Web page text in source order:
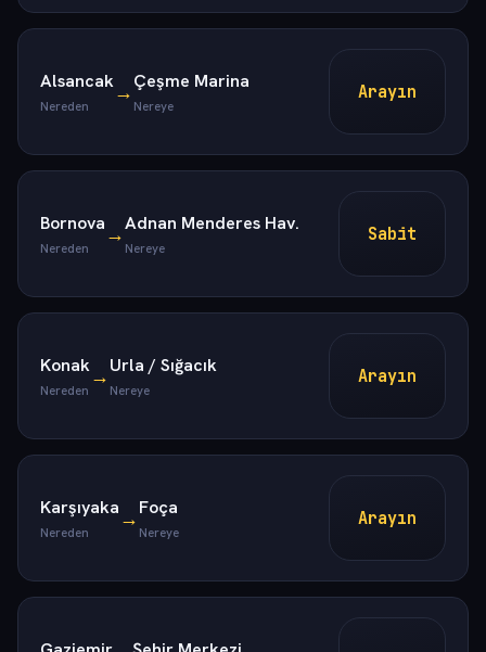
Alsancak
Nereden
→Çeşme Marina
Nereye
Arayın
Bornova
Nereden
→Adnan Menderes Hav.
Nereye
Sabit
Konak
Nereden
→Urla / Sığacık
Nereye
Arayın
Karşıyaka
Nereden
→Foça
Nereye
Arayın